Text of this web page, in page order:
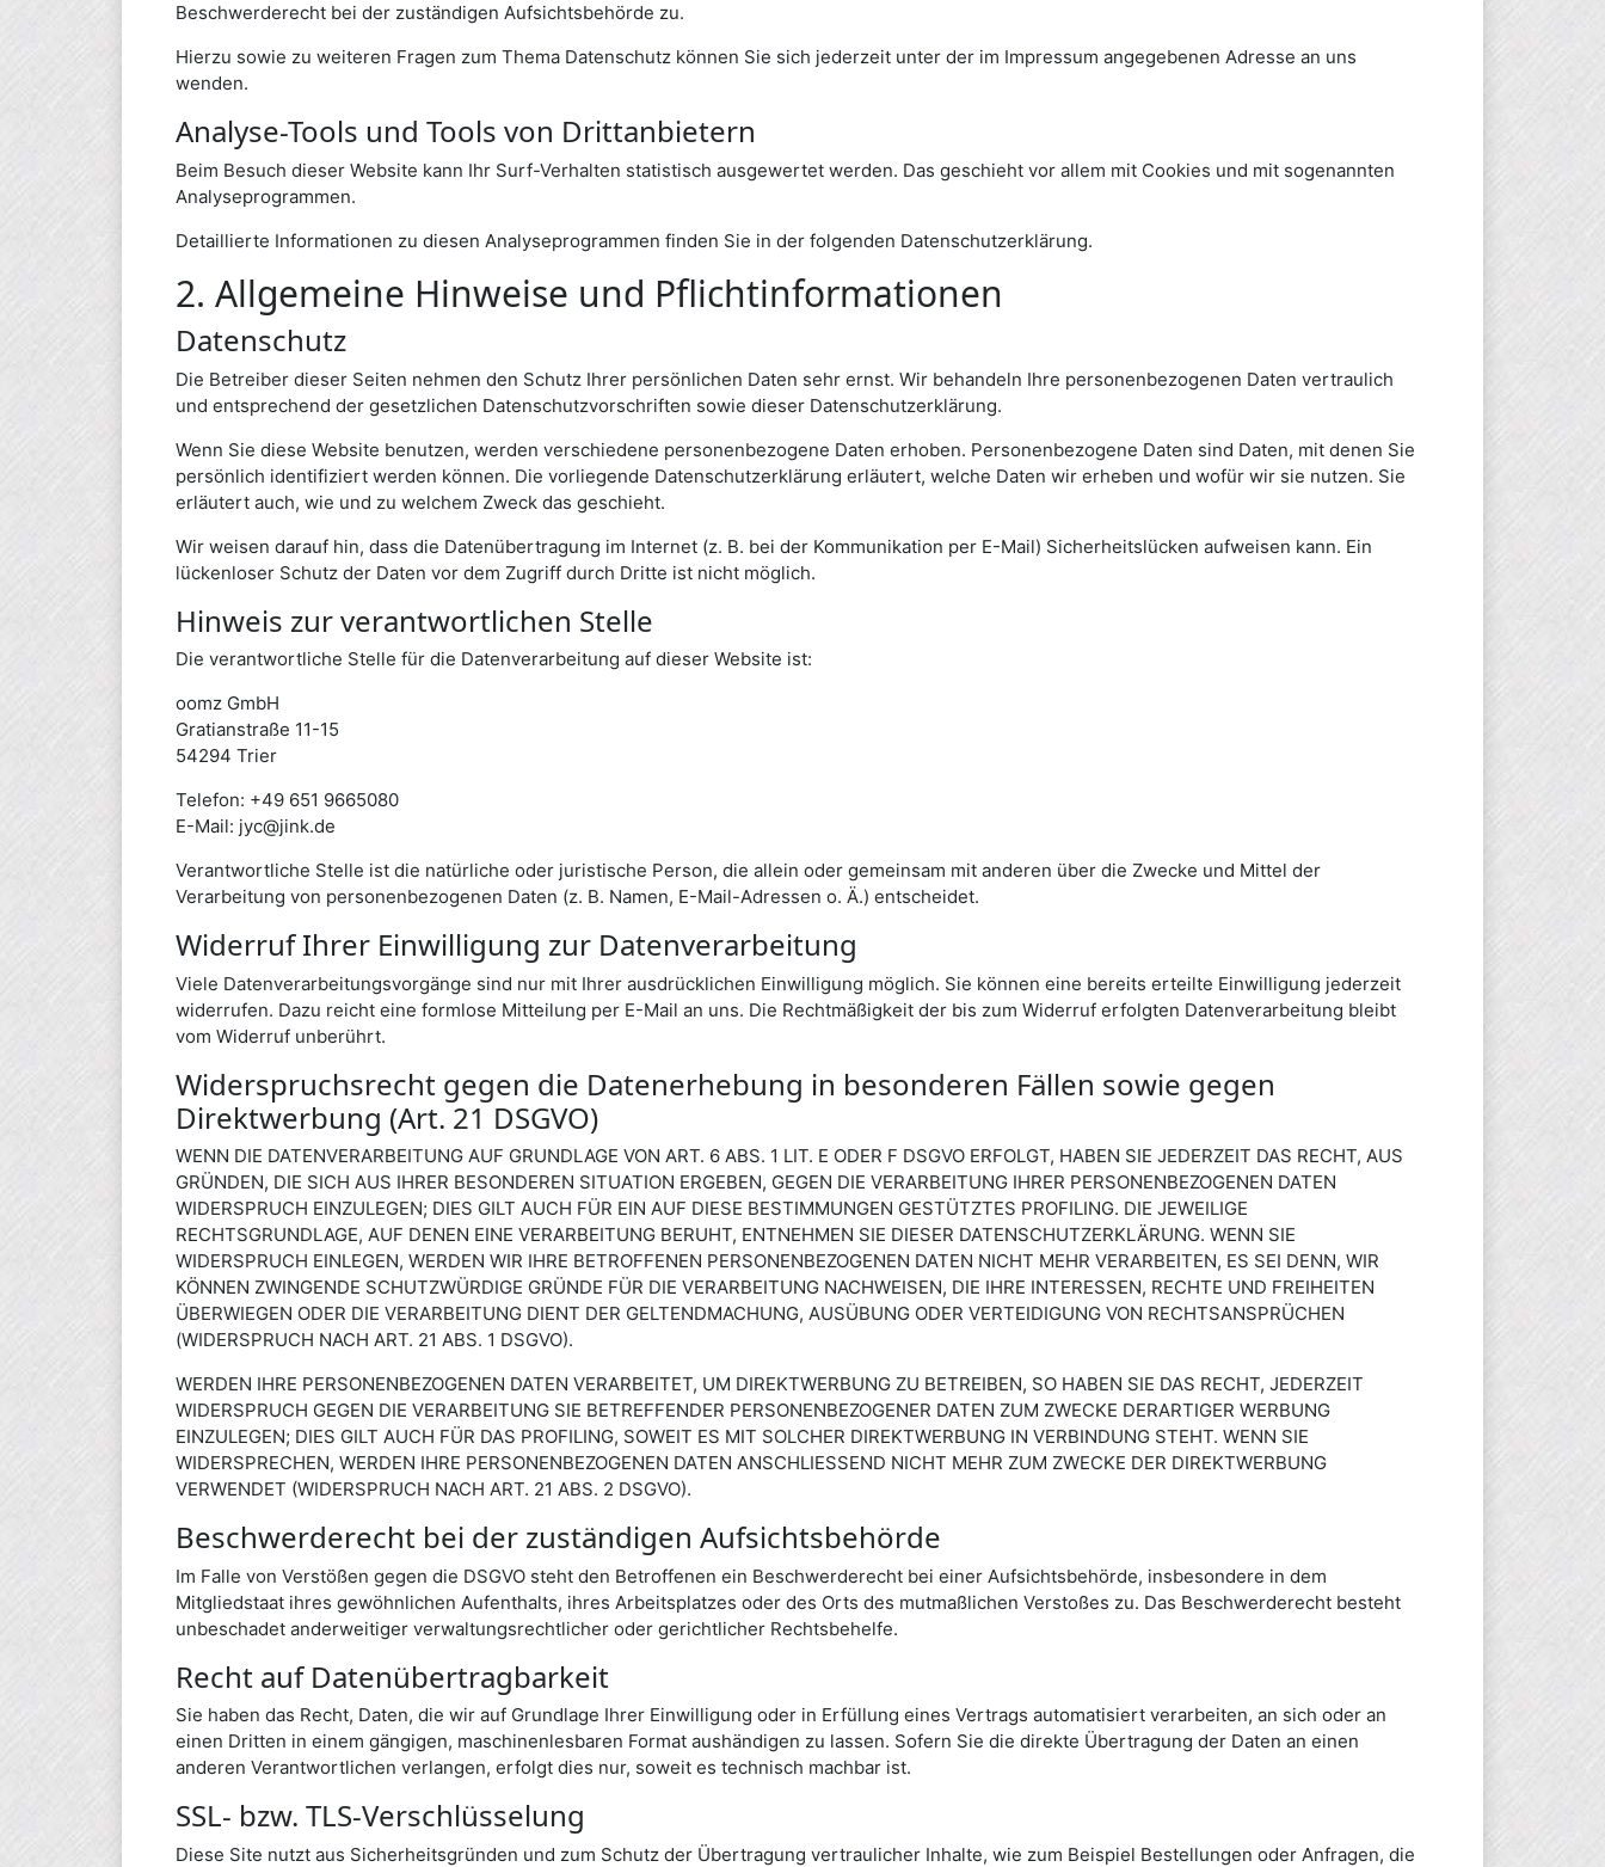
Beschwerderecht bei der zuständigen Aufsichtsbehörde zu.
Hierzu sowie zu weiteren Fragen zum Thema Datenschutz können Sie sich jederzeit unter der im Impressum angegebenen Adresse an uns
wenden.
Analyse-Tools und Tools von Drittanbietern
Beim Besuch dieser Website kann Ihr Surf-Verhalten statistisch ausgewertet werden. Das geschieht vor allem mit Cookies und mit sogenannten
Analyseprogrammen.
Detaillierte Informationen zu diesen Analyseprogrammen finden Sie in der folgenden Datenschutzerklärung.
2. Allgemeine Hinweise und Pflichtinformationen
Datenschutz
Die Betreiber dieser Seiten nehmen den Schutz Ihrer persönlichen Daten sehr ernst. Wir behandeln Ihre personenbezogenen Daten vertraulich
und entsprechend der gesetzlichen Datenschutzvorschriften sowie dieser Datenschutzerklärung.
Wenn Sie diese Website benutzen, werden verschiedene personenbezogene Daten erhoben. Personenbezogene Daten sind Daten, mit denen Sie
persönlich identifiziert werden können. Die vorliegende Datenschutzerklärung erläutert, welche Daten wir erheben und wofür wir sie nutzen. Sie
erläutert auch, wie und zu welchem Zweck das geschieht.
Wir weisen darauf hin, dass die Datenübertragung im Internet (z. B. bei der Kommunikation per E-Mail) Sicherheitslücken aufweisen kann. Ein
lückenloser Schutz der Daten vor dem Zugriff durch Dritte ist nicht möglich.
Hinweis zur verantwortlichen Stelle
Die verantwortliche Stelle für die Datenverarbeitung auf dieser Website ist:
oomz GmbH
Gratianstraße 11-15
54294 Trier
Telefon: +49 651 9665080
E-Mail: jyc@jink.de
Verantwortliche Stelle ist die natürliche oder juristische Person, die allein oder gemeinsam mit anderen über die Zwecke und Mittel der
Verarbeitung von personenbezogenen Daten (z. B. Namen, E-Mail-Adressen o. Ä.) entscheidet.
Widerruf Ihrer Einwilligung zur Datenverarbeitung
Viele Datenverarbeitungsvorgänge sind nur mit Ihrer ausdrücklichen Einwilligung möglich. Sie können eine bereits erteilte Einwilligung jederzeit
widerrufen. Dazu reicht eine formlose Mitteilung per E-Mail an uns. Die Rechtmäßigkeit der bis zum Widerruf erfolgten Datenverarbeitung bleibt
vom Widerruf unberührt.
Widerspruchsrecht gegen die Datenerhebung in besonderen Fällen sowie gegen
Direktwerbung (Art. 21 DSGVO)
WENN DIE DATENVERARBEITUNG AUF GRUNDLAGE VON ART. 6 ABS. 1 LIT. E ODER F DSGVO ERFOLGT, HABEN SIE JEDERZEIT DAS RECHT, AUS
GRÜNDEN, DIE SICH AUS IHRER BESONDEREN SITUATION ERGEBEN, GEGEN DIE VERARBEITUNG IHRER PERSONENBEZOGENEN DATEN
WIDERSPRUCH EINZULEGEN; DIES GILT AUCH FÜR EIN AUF DIESE BESTIMMUNGEN GESTÜTZTES PROFILING. DIE JEWEILIGE
RECHTSGRUNDLAGE, AUF DENEN EINE VERARBEITUNG BERUHT, ENTNEHMEN SIE DIESER DATENSCHUTZERKLÄRUNG. WENN SIE
WIDERSPRUCH EINLEGEN, WERDEN WIR IHRE BETROFFENEN PERSONENBEZOGENEN DATEN NICHT MEHR VERARBEITEN, ES SEI DENN, WIR
KÖNNEN ZWINGENDE SCHUTZWÜRDIGE GRÜNDE FÜR DIE VERARBEITUNG NACHWEISEN, DIE IHRE INTERESSEN, RECHTE UND FREIHEITEN
ÜBERWIEGEN ODER DIE VERARBEITUNG DIENT DER GELTENDMACHUNG, AUSÜBUNG ODER VERTEIDIGUNG VON RECHTSANSPRÜCHEN
(WIDERSPRUCH NACH ART. 21 ABS. 1 DSGVO).
WERDEN IHRE PERSONENBEZOGENEN DATEN VERARBEITET, UM DIREKTWERBUNG ZU BETREIBEN, SO HABEN SIE DAS RECHT, JEDERZEIT
WIDERSPRUCH GEGEN DIE VERARBEITUNG SIE BETREFFENDER PERSONENBEZOGENER DATEN ZUM ZWECKE DERARTIGER WERBUNG
EINZULEGEN; DIES GILT AUCH FÜR DAS PROFILING, SOWEIT ES MIT SOLCHER DIREKTWERBUNG IN VERBINDUNG STEHT. WENN SIE
WIDERSPRECHEN, WERDEN IHRE PERSONENBEZOGENEN DATEN ANSCHLIESSEND NICHT MEHR ZUM ZWECKE DER DIREKTWERBUNG
VERWENDET (WIDERSPRUCH NACH ART. 21 ABS. 2 DSGVO).
Beschwerderecht bei der zuständigen Aufsichtsbehörde
Im Falle von Verstößen gegen die DSGVO steht den Betroffenen ein Beschwerderecht bei einer Aufsichtsbehörde, insbesondere in dem
Mitgliedstaat ihres gewöhnlichen Aufenthalts, ihres Arbeitsplatzes oder des Orts des mutmaßlichen Verstoßes zu. Das Beschwerderecht besteht
unbeschadet anderweitiger verwaltungsrechtlicher oder gerichtlicher Rechtsbehelfe.
Recht auf Datenübertragbarkeit
Sie haben das Recht, Daten, die wir auf Grundlage Ihrer Einwilligung oder in Erfüllung eines Vertrags automatisiert verarbeiten, an sich oder an
einen Dritten in einem gängigen, maschinenlesbaren Format aushändigen zu lassen. Sofern Sie die direkte Übertragung der Daten an einen
anderen Verantwortlichen verlangen, erfolgt dies nur, soweit es technisch machbar ist.
SSL- bzw. TLS-Verschlüsselung
Diese Site nutzt aus Sicherheitsgründen und zum Schutz der Übertragung vertraulicher Inhalte, wie zum Beispiel Bestellungen oder Anfragen, die